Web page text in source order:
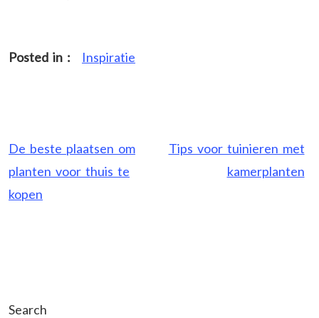
Posted in : Inspiratie
Post
navigation
De beste plaatsen om
planten voor thuis te
kopen
Tips voor tuinieren met
kamerplanten
Search